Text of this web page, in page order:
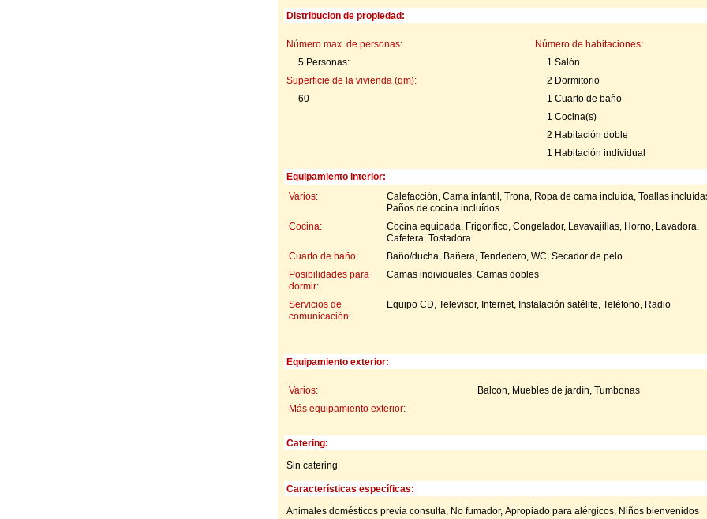
Distribucion de propiedad:
Número max. de personas:
5 Personas:
Superficie de la vivienda (qm):
60
Número de habitaciones:
1 Salón
2 Dormitorio
1 Cuarto de baño
1 Cocina(s)
2 Habitación doble
1 Habitación individual
Equipamiento interior:
Varios:
Calefacción, Cama infantil, Trona, Ropa de cama incluída, Toallas
Paños de cocina incluídos
Cocina:
Cocina equipada, Frigorífico, Congelador, Lavavajillas, Horno, Lavadora,
Cafetera, Tostadora
Cuarto de baño:
Baño/ducha, Bañera, Tendedero, WC, Secador de pelo
Posibilidades para
dormir:
Camas individuales, Camas dobles
Servicios de
comunicación:
Equipo CD, Televisor, Internet, Instalación satélite, Teléfono, Radio
Equipamiento exterior:
Varios:
Balcón, Muebles de jardín, Tumbonas
Más equipamiento exterior:
Catering:
Sin catering
Características específicas:
Animales domésticos previa consulta, No fumador, Apropiado para alérgicos, Niños bienvenidos